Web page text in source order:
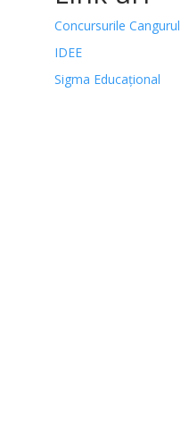
Concursurile Cangurul
IDEE
Sigma Educațional